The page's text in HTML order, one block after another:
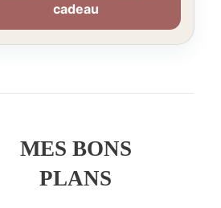
cadeau
MES BONS
PLANS